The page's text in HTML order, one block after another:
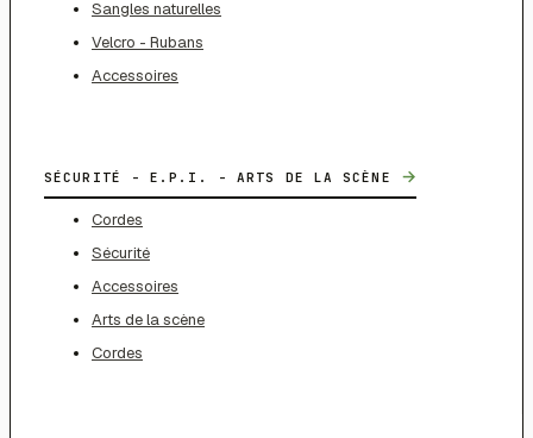
Sangles naturelles
Velcro - Rubans
Accessoires
SÉCURITÉ - E.P.I. - ARTS DE LA SCÈNE →
Cordes
Sécurité
Accessoires
Arts de la scène
Cordes